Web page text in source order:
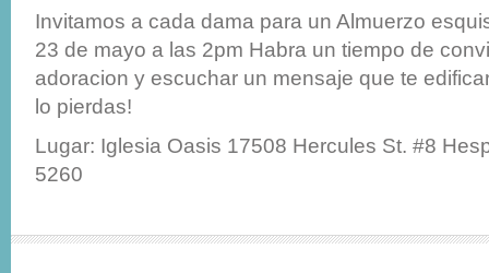
Invitamos a cada dama para un Almuerzo
23 de mayo a las 2pm Habra un tiempo de
adoracion y escuchar un mensaje que te
lo pierdas!
Lugar: Iglesia Oasis 17508 Hercules St. #8
5260